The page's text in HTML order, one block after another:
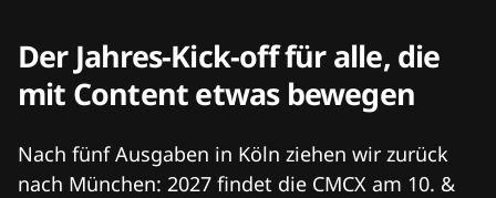
Der Jahres-Kick-off für alle, die
mit Content etwas bewegen
Nach fünf Ausgaben in Köln ziehen wir zurück
nach München: 2027 findet die CMCX am 10. &